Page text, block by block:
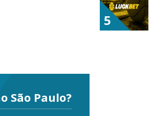
São Paulo?
5